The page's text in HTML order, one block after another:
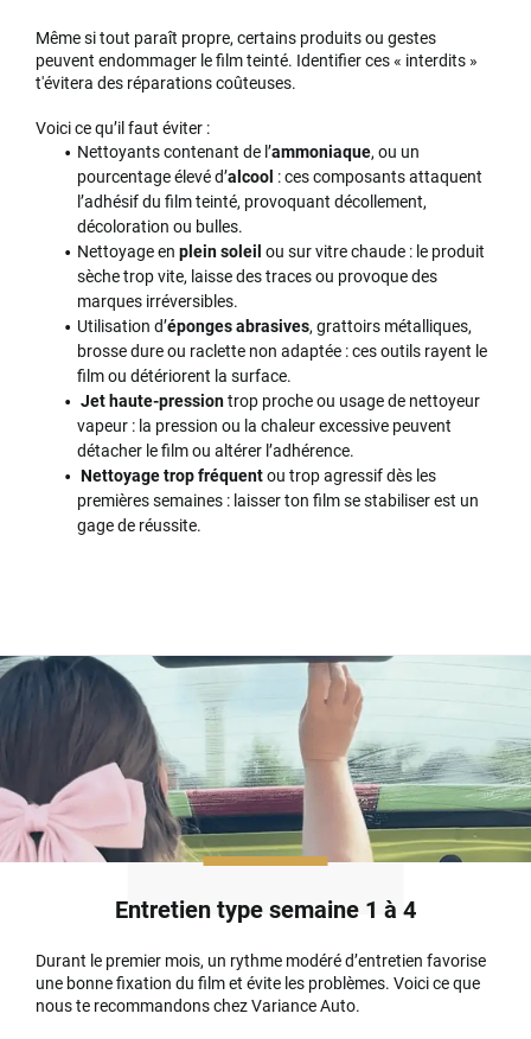
Même si tout paraît propre, certains produits ou gestes
peuvent endommager le film teinté. Identifier ces « interdits »
t'évitera des réparations coûteuses.
Voici ce qu’il faut éviter :
Nettoyants contenant de l’ammoniaque, ou un
pourcentage élevé d’alcool : ces composants attaquent
l’adhésif du film teinté, provoquant décollement,
décoloration ou bulles.
Nettoyage enplein soleil ou sur vitre chaude : le produit
sèche trop vite, laisse des traces ou provoque des
marques irréversibles.
Utilisation d’éponges abrasives, grattoirs métalliques,
brosse dure ou raclette non adaptée : ces outils rayent le
film ou détériorent la surface.
Jet haute-pressiontrop proche ou usage de nettoyeur
vapeur : la pression ou la chaleur excessive peuvent
détacher le film ou altérer l’adhérence.
Nettoyage trop fréquentou trop agressif dès les
premières semaines : laisser ton film se stabiliser est un
gage de réussite.
Entretien type semaine 1 à 4
Durant le premier mois, un rythme modéré d’entretien favorise
une bonne fixation du film et évite les problèmes. Voici ce que
nous te recommandons chez Variance Auto.